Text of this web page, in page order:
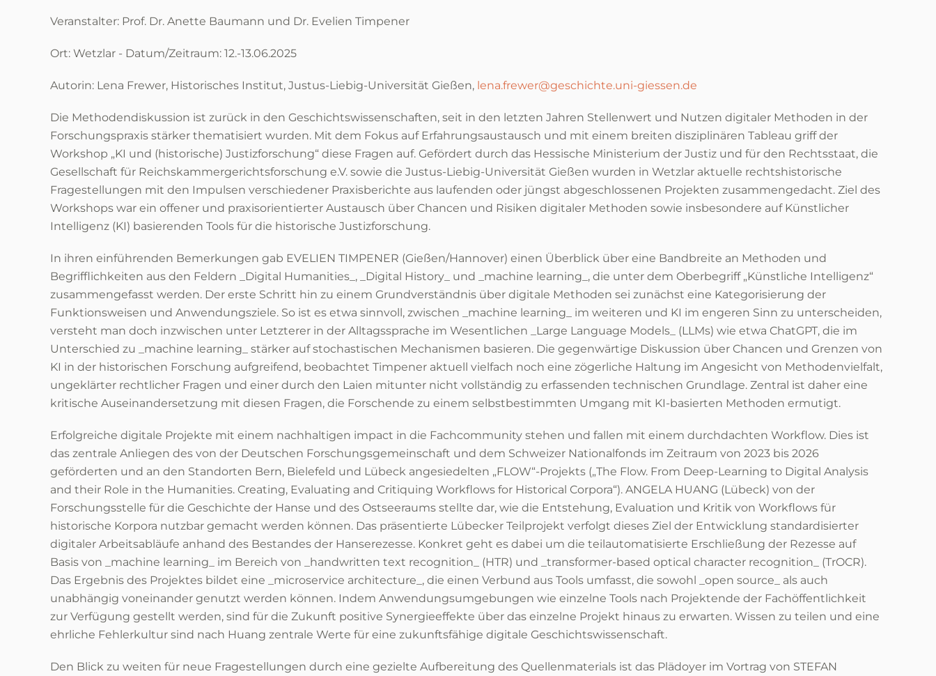
Veranstalter: Prof. Dr. Anette Baumann und Dr. Evelien Timpener
Ort: Wetzlar - Datum/Zeitraum: 12.-13.06.2025
Autorin: Lena Frewer, Historisches Institut, Justus-Liebig-Universität Gießen, lena.frewer@geschichte.uni-giessen.de
Die Methodendiskussion ist zurück in den Geschichtswissenschaften, seit in den letzten Jahren Stellenwert und Nutzen digitaler Methoden in der
Forschungspraxis stärker thematisiert wurden. Mit dem Fokus auf Erfahrungsaustausch und mit einem breiten disziplinären Tableau griff der
Workshop „KI und (historische) Justizforschung“ diese Fragen auf. Gefördert durch das Hessische Ministerium der Justiz und für den Rechtsstaat, die
Gesellschaft für Reichskammergerichtsforschung e.V. sowie die Justus-Liebig-Universität Gießen wurden in Wetzlar aktuelle rechtshistorische
Fragestellungen mit den Impulsen verschiedener Praxisberichte aus laufenden oder jüngst abgeschlossenen Projekten zusammengedacht. Ziel des
Workshops war ein offener und praxisorientierter Austausch über Chancen und Risiken digitaler Methoden sowie insbesondere auf Künstlicher
Intelligenz (KI) basierenden Tools für die historische Justizforschung.
In ihren einführenden Bemerkungen gab EVELIEN TIMPENER (Gießen/Hannover) einen Überblick über eine Bandbreite an Methoden und
Begrifflichkeiten aus den Feldern _Digital Humanities_, _Digital History_ und _machine learning_, die unter dem Oberbegriff „Künstliche Intelligenz“
zusammengefasst werden. Der erste Schritt hin zu einem Grundverständnis über digitale Methoden sei zunächst eine Kategorisierung der
Funktionsweisen und Anwendungsziele. So ist es etwa sinnvoll, zwischen _machine learning_ im weiteren und KI im engeren Sinn zu unterscheiden,
versteht man doch inzwischen unter Letzterer in der Alltagssprache im Wesentlichen _Large Language Models_ (LLMs) wie etwa ChatGPT, die im
Unterschied zu _machine learning_ stärker auf stochastischen Mechanismen basieren. Die gegenwärtige Diskussion über Chancen und Grenzen von
KI in der historischen Forschung aufgreifend, beobachtet Timpener aktuell vielfach noch eine zögerliche Haltung im Angesicht von Methodenvielfalt,
ungeklärter rechtlicher Fragen und einer durch den Laien mitunter nicht vollständig zu erfassenden technischen Grundlage. Zentral ist daher eine
kritische Auseinandersetzung mit diesen Fragen, die Forschende zu einem selbstbestimmten Umgang mit KI-basierten Methoden ermutigt.
Erfolgreiche digitale Projekte mit einem nachhaltigen impact in die Fachcommunity stehen und fallen mit einem durchdachten Workflow. Dies ist
das zentrale Anliegen des von der Deutschen Forschungsgemeinschaft und dem Schweizer Nationalfonds im Zeitraum von 2023 bis 2026
geförderten und an den Standorten Bern, Bielefeld und Lübeck angesiedelten „FLOW“-Projekts („The Flow. From Deep-Learning to Digital Analysis
and their Role in the Humanities. Creating, Evaluating and Critiquing Workflows for Historical Corpora“). ANGELA HUANG (Lübeck) von der
Forschungsstelle für die Geschichte der Hanse und des Ostseeraums stellte dar, wie die Entstehung, Evaluation und Kritik von Workflows für
historische Korpora nutzbar gemacht werden können. Das präsentierte Lübecker Teilprojekt verfolgt dieses Ziel der Entwicklung standardisierter
digitaler Arbeitsabläufe anhand des Bestandes der Hanserezesse. Konkret geht es dabei um die teilautomatisierte Erschließung der Rezesse auf
Basis von _machine learning_ im Bereich von _handwritten text recognition_ (HTR) und _transformer-based optical character recognition_ (TrOCR).
Das Ergebnis des Projektes bildet eine _microservice architecture_, die einen Verbund aus Tools umfasst, die sowohl _open source_ als auch
unabhängig voneinander genutzt werden können. Indem Anwendungsumgebungen wie einzelne Tools nach Projektende der Fachöffentlichkeit
zur Verfügung gestellt werden, sind für die Zukunft positive Synergieeffekte über das einzelne Projekt hinaus zu erwarten. Wissen zu teilen und eine
ehrliche Fehlerkultur sind nach Huang zentrale Werte für eine zukunftsfähige digitale Geschichtswissenschaft.
Den Blick zu weiten für neue Fragestellungen durch eine gezielte Aufbereitung des Quellenmaterials ist das Plädoyer im Vortrag von STEFAN